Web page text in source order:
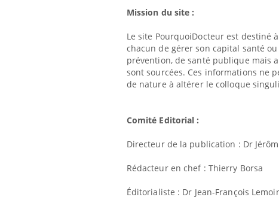
Mission du site :
Le site PourquoiDocteur est
chacun de gérer son capital santé
prévention, de santé publique mais
sont sourcées. Ces informations ne
de nature à altérer le colloque
Comité Editorial :
Directeur de la publication : Dr
Rédacteur en chef : Thierry Borsa
Éditorialiste : Dr Jean-François
La sieste empêche-t-elle de
dormir la nuit ?
VIH : la fin du comprimé
tous les jours se profile-t-
elle enfin ?
Pourquoi votre ventre
gâche-t-il les premiers